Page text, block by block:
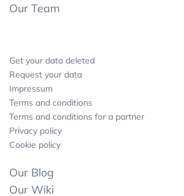
Our Team
Get your data deleted
Request your data
Impressum
Terms and conditions
Terms and conditions for a partner
Privacy policy
Cookie policy
Our Blog
Our Wiki